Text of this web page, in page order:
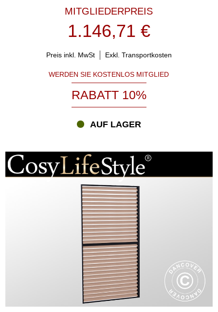
MITGLIEDERPREIS
1.146,71 €
Preis inkl. MwSt Exkl. Transportkosten
WERDEN SIE KOSTENLOS MITGLIED
RABATT 10%
AUF LAGER